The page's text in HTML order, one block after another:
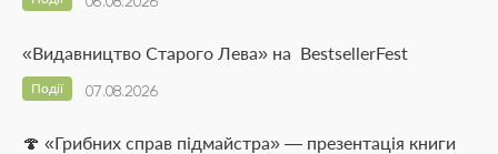
«Видавництво Старого Лева» на BestsellerFest
07.08.2026
Події
🍄 «Грибних справ підмайстра» — презентація книги